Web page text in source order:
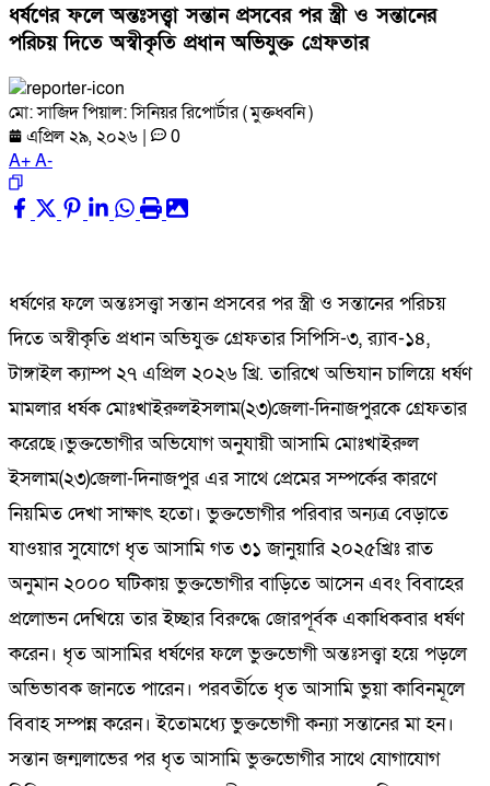
ধর্ষণের ফলে অন্তঃসত্ত্বা সন্তান প্রসবের পর স্ত্রী ও সন্তানের
পরিচয় দিতে অস্বীকৃতি প্রধান অভিযুক্ত গ্রেফতার
মো: সাজিদ পিয়াল: সিনিয়র রিপোর্টার ( মুক্তধ্বনি )
এপ্রিল ২৯, ২০২৬ |
0
A+A-
ধর্ষণের ফলে অন্তঃসত্ত্বা সন্তান প্রসবের পর স্ত্রী ও সন্তানের পরিচয়
দিতে অস্বীকৃতি প্রধান অভিযুক্ত গ্রেফতার সিপিসি-৩, র‍্যাব-১৪,
টাঙ্গাইল ক্যাম্প ২৭ এপ্রিল ২০২৬ খ্রি. তারিখে অভিযান চালিয়ে ধর্ষণ
মামলার ধর্ষক মোঃখাইরুলইসলাম(২৩)জেলা-দিনাজপুরকে গ্রেফতার
করেছে।ভুক্তভোগীর অভিযোগ অনুযায়ী আসামি মোঃখাইরুল
ইসলাম(২৩)জেলা-দিনাজপুর এর সাথে প্রেমের সম্পর্কের কারণে
নিয়মিত দেখা সাক্ষাৎ হতো। ভুক্তভোগীর পরিবার অন্যত্র বেড়াতে
যাওয়ার সুযোগে ধৃত আসামি গত ৩১ জানুয়ারি ২০২৫খ্রিঃ রাত
অনুমান ২০০০ ঘটিকায় ভুক্তভোগীর বাড়িতে আসেন এবং বিবাহের
প্রলোভন দেখিয়ে তার ইচ্ছার বিরুদ্ধে জোরপূর্বক একাধিকবার ধর্ষণ
করেন। ধৃত আসামির ধর্ষণের ফলে ভুক্তভোগী অন্তঃসত্ত্বা হয়ে পড়লে
অভিভাবক জানতে পারেন। পরবর্তীতে ধৃত আসামি ভুয়া কাবিনমূলে
বিবাহ সম্পন্ন করেন। ইতোমধ্যে ভুক্তভোগী কন্যা সন্তানের মা হন।
সন্তান জন্মলাভের পর ধৃত আসামি ভুক্তভোগীর সাথে যোগাযোগ